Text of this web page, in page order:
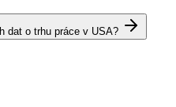
dat o trhu práce v USA?